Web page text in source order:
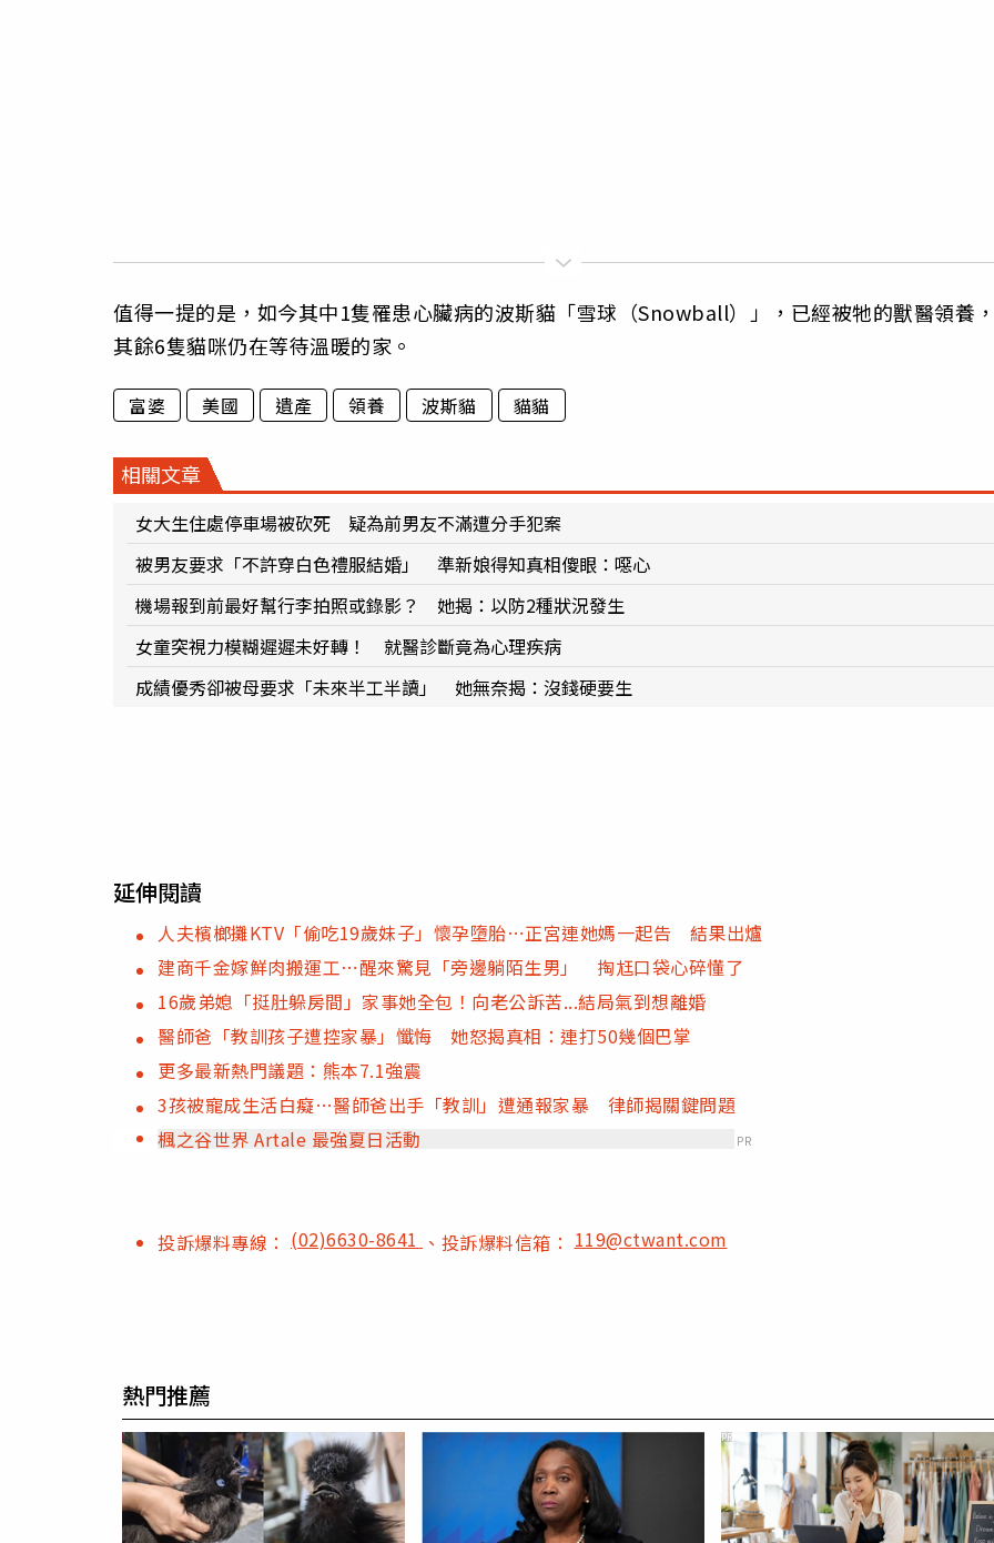
值得一提的是，如今其中1隻罹患心臟病的波斯貓「雪球（Snowball）」，已經被牠的獸醫領養
其餘6隻貓咪仍在等待溫暖的家。
富婆 美國 遺產 領養 波斯貓 貓貓
相關文章
女大生住處停車場被砍死 疑為前男友不滿遭分手犯案
被男友要求「不許穿白色禮服結婚」 準新娘得知真相傻眼：噁心
機場報到前最好幫行李拍照或錄影？ 她揭：以防2種狀況發生
女童突視力模糊遲遲未好轉！ 就醫診斷竟為心理疾病
成績優秀卻被母要求「未來半工半讀」 她無奈揭：沒錢硬要生
延伸閱讀
人夫檳榔攤KTV「偷吃19歲妹子」懷孕墮胎⋯正宮連她媽一起告 結果出爐
建商千金嫁鮮肉搬運工⋯醒來驚見「旁邊躺陌生男」 掏尪口袋心碎懂了
16歲弟媳「挺肚躲房間」家事她全包！向老公訴苦...結局氣到想離婚
醫師爸「教訓孩子遭控家暴」懺悔 她怒揭真相：連打50幾個巴掌
更多最新熱門議題：熊本7.1強震
3孩被寵成生活白癡…醫師爸出手「教訓」遭通報家暴 律師揭關鍵問題
楓之谷世界 Artale 最強夏日活動
PR
投訴爆料專線： (02)6630-8641 、投訴爆料信箱：119@ctwant.com
熱門推薦
PR